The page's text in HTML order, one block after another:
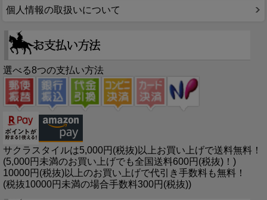
個人情報の取扱いについて
選べる8つの支払い方法
サクラスタイルは5,000円(税抜)以上お買い上げで送料無料！
(5,000円未満のお買い上げでも全国送料600円(税抜)！)
10000円(税抜)以上のお買い上げで代引き手数料も無料！
(税抜10000円未満の場合手数料300円(税抜))